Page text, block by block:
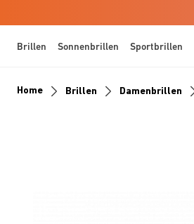
Brillen Sonnenbrillen Sportbrillen
Home Brillen Damenbrillen